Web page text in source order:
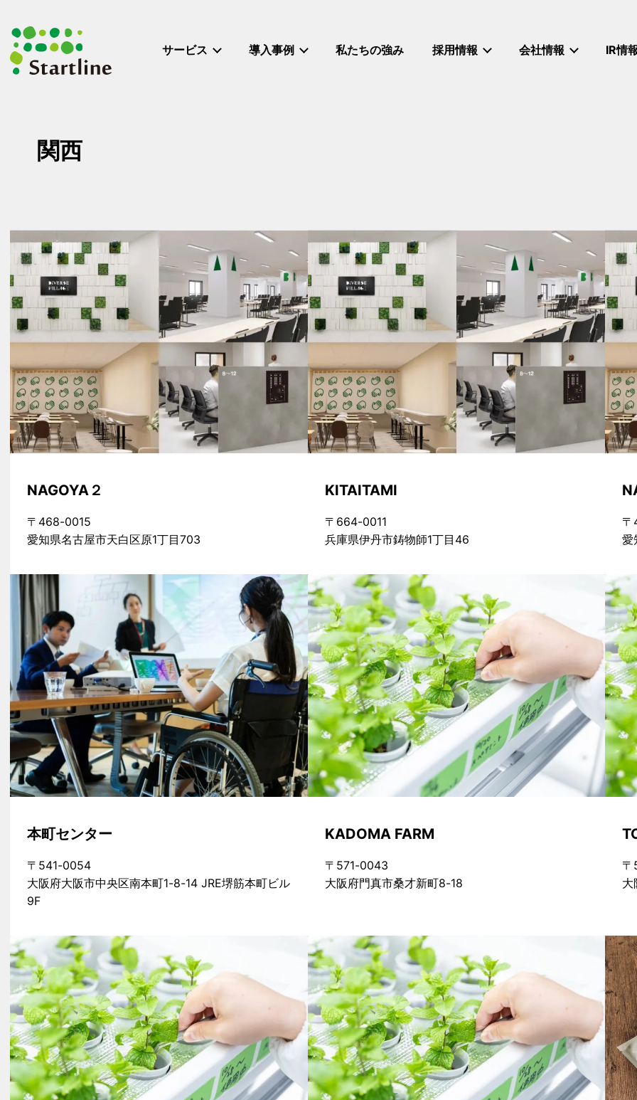
コ
サービス 導入事例 私たちの強み 採用情報 会社情報 IR情
関西
NAGOYA２
〒468-0015
愛知県名古屋市天白区原1丁目703
KITAITAMI
〒664-0011
兵庫県伊丹市鋳物師1丁目46
愛
本町センター
〒541-0054
大阪府大阪市中央区南本町1-8-14 JRE堺筋本町ビル
9F
KADOMA FARM
〒571-0043
大阪府門真市桑才新町8-18
大